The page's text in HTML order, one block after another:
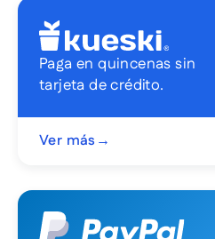
Paga en quincenas sin
tarjeta de crédito.
Ver más →